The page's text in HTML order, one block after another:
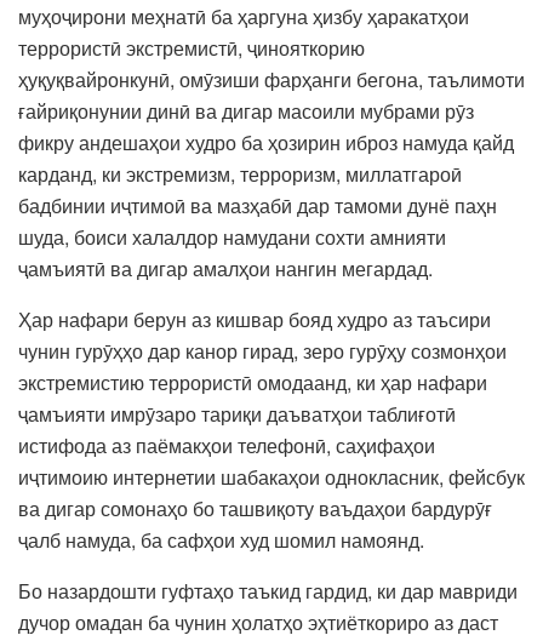
муҳоҷирони меҳнатӣ ба ҳаргуна ҳизбу ҳаракатҳои
террористӣ экстремистӣ, ҷинояткорию
ҳуқуқвайронкунӣ, омӯзиши фарҳанги бегона, таълимоти
ғайриқонунии динӣ ва дигар масоили мубрами рӯз
фикру андешаҳои худро ба ҳозирин иброз намуда қайд
карданд, ки экстремизм, терроризм, миллатгароӣ
бадбинии иҷтимоӣ ва мазҳабӣ дар тамоми дунё паҳн
шуда, боиси халалдор намудани сохти амнияти
ҷамъиятӣ ва дигар амалҳои нангин мегардад.
Ҳар нафари берун аз кишвар бояд худро аз таъсири
чунин гурӯҳҳо дар канор гирад, зеро гурӯҳу созмонҳои
экстремистию террористӣ омодаанд, ки ҳар нафари
ҷамъияти имрӯзаро тариқи даъватҳои таблиғотӣ
истифода аз паёмакҳои телефонӣ, саҳифаҳои
иҷтимоию интернетии шабакаҳои однокласник, фейсбук
ва дигар сомонаҳо бо ташвиқоту ваъдаҳои бардурӯғ
ҷалб намуда, ба сафҳои худ шомил намоянд.
Бо назардошти гуфтаҳо таъкид гардид, ки дар мавриди
дучор омадан ба чунин ҳолатҳо эҳтиёткориро аз даст